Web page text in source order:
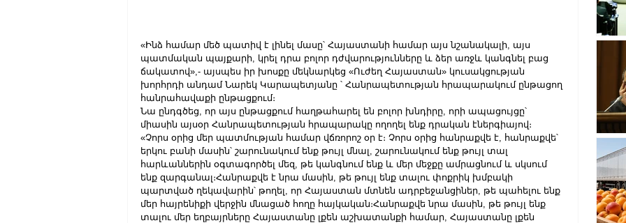
«Ինձ համար մեծ պատիվ է լինել մասը՝ Հայաստանի համար այս նշանակալի, այս
պատմական պայքարի, կրել դրա բոլոր դժվարությունները և ձեր առջև կանգնել բաց
ճակատով»,- այսպես իր խոսքը մեկնարկեց «Ուժեղ Հայաստան» կուսակցության
խորհրդի անդամ Նարեկ Կարապետյանը ՝ Հանրապետության հրապարակում ընթացող
հանրահավաքի ընթացքում։
Նա ընդգծեց, որ այս ընթացքում հաղթահարել են բոլոր խնդիրը, որի ապացույցը՝
միասին այսօր Հանրապետության հրապարակը ողողել ենք դրական էներգիայով։
«Չորս օրից մեր պատմության համար վճռորոշ օր է։ Չորս օրից հանրաքվե է, հանրաքվե՝
երկու բանի մասին՝ շարունակում ենք թույլ մնալ, շարունակում ենք թույլ տալ
հարևաններին օգտագործել մեզ, թե կանգնում ենք և մեր մեջքը ամրացնում և սկսում
ենք զարգանալ։Հանրաքվե է նրա մասին, թե թույլ ենք տալու փոքրիկ խմբակի
պարտված ղեկավարին՝ թողել, որ Հայաստան մտնեն ադրբեջանցիներ, թե պահելու ենք
մեր հայրենիքի վերջին մնացած հողը հայկական։Հանրաքվե նրա մասին, թե թույլ ենք
տալու մեր եղբայրները Հայաստանը լքեն աշխատանքի համար, Հայաստանը լքեն